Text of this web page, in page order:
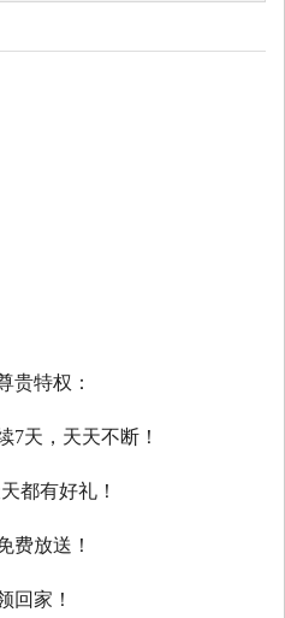
贵特权：
7天，天天不断！
都有好礼！
费放送！
回家！